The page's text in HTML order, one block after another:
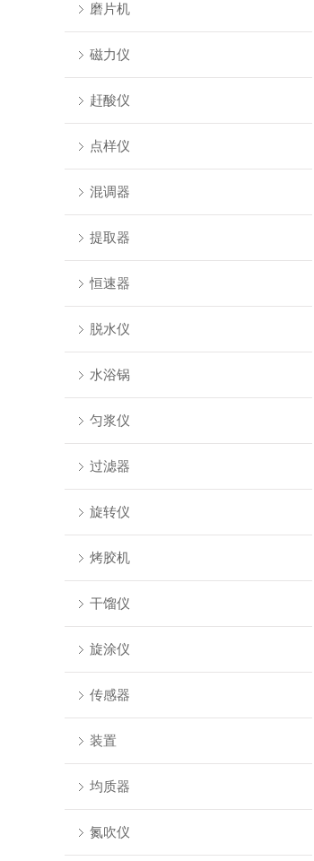
磨片机
磁力仪
赶酸仪
点样仪
混调器
提取器
恒速器
脱水仪
水浴锅
匀浆仪
过滤器
旋转仪
烤胶机
干馏仪
旋涂仪
传感器
装置
均质器
氮吹仪